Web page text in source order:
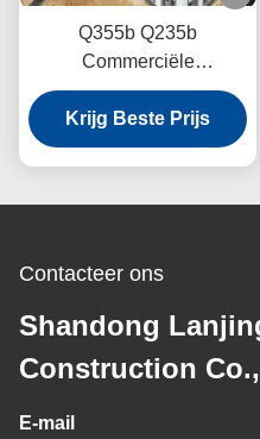
Q355b Q235b
Commerciële
staalconstructies
Krijg Beste Prijs
Contacteer ons
Shandong
Construction
E-mail